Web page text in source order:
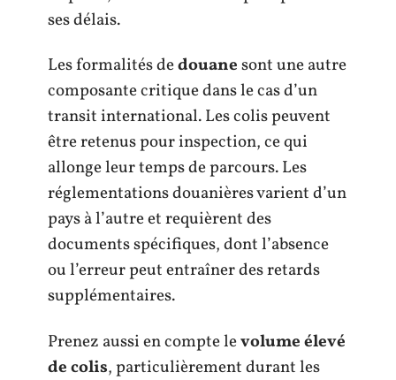
ses délais.
Les formalités dedouanesont une autre
composante critique dans le cas d’un
transit international. Les colis peuvent
être retenus pour inspection, ce qui
allonge leur temps de parcours. Les
réglementations douanières varient d’un
pays à l’autre et requièrent des
documents spécifiques, dont l’absence
ou l’erreur peut entraîner des retards
supplémentaires.
Prenez aussi en compte levolume élevé
de colis, particulièrement durant les